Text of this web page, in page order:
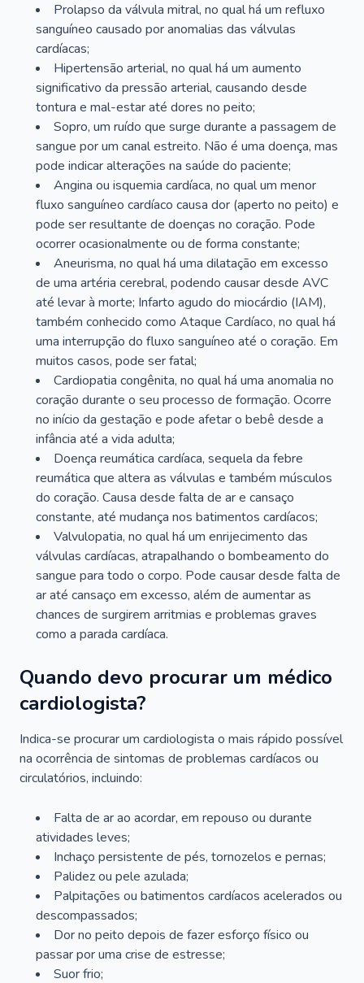
Prolapso da válvula mitral, no qual há um refluxo
sanguíneo causado por anomalias das válvulas
cardíacas;
Hipertensão arterial, no qual há um aumento
significativo da pressão arterial, causando desde
tontura e mal-estar até dores no peito;
Sopro, um ruído que surge durante a passagem de
sangue por um canal estreito. Não é uma doença, mas
pode indicar alterações na saúde do paciente;
Angina ou isquemia cardíaca, no qual um menor
fluxo sanguíneo cardíaco causa dor (aperto no peito) e
pode ser resultante de doenças no coração. Pode
ocorrer ocasionalmente ou de forma constante;
Aneurisma, no qual há uma dilatação em excesso
de uma artéria cerebral, podendo causar desde AVC
até levar à morte; Infarto agudo do miocárdio (IAM),
também conhecido como Ataque Cardíaco, no qual há
uma interrupção do fluxo sanguíneo até o coração. Em
muitos casos, pode ser fatal;
Cardiopatia congênita, no qual há uma anomalia no
coração durante o seu processo de formação. Ocorre
no início da gestação e pode afetar o bebê desde a
infância até a vida adulta;
Doença reumática cardíaca, sequela da febre
reumática que altera as válvulas e também músculos
do coração. Causa desde falta de ar e cansaço
constante, até mudança nos batimentos cardíacos;
Valvulopatia, no qual há um enrijecimento das
válvulas cardíacas, atrapalhando o bombeamento do
sangue para todo o corpo. Pode causar desde falta de
ar até cansaço em excesso, além de aumentar as
chances de surgirem arritmias e problemas graves
como a parada cardíaca.
Quando devo procurar um médico
cardiologista?
Indica-se procurar um cardiologista o mais rápido possível
na ocorrência de sintomas de problemas cardíacos ou
circulatórios, incluindo:
Falta de ar ao acordar, em repouso ou durante
atividades leves;
Inchaço persistente de pés, tornozelos e pernas;
Palidez ou pele azulada;
Palpitações ou batimentos cardíacos acelerados ou
descompassados;
Dor no peito depois de fazer esforço físico ou
passar por uma crise de estresse;
Suor frio;